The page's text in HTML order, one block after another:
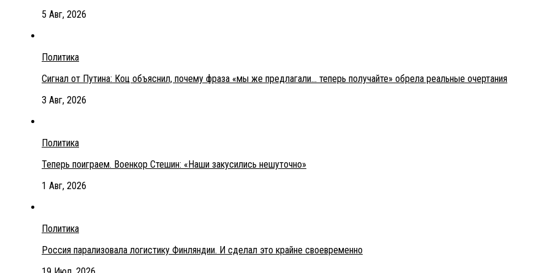
5 Авг, 2026
Политика
Сигнал от Путина: Коц объяснил, почему фраза «мы же предлагали… теперь получайте» обрела реальные очертания
3 Авг, 2026
Политика
Теперь поиграем. Военкор Стешин: «Наши закусились нешуточно»
1 Авг, 2026
Политика
Россия парализовала логистику Финляндии. И сделал это крайне своевременно